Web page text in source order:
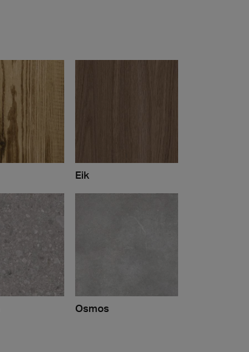
Eik
Osmos